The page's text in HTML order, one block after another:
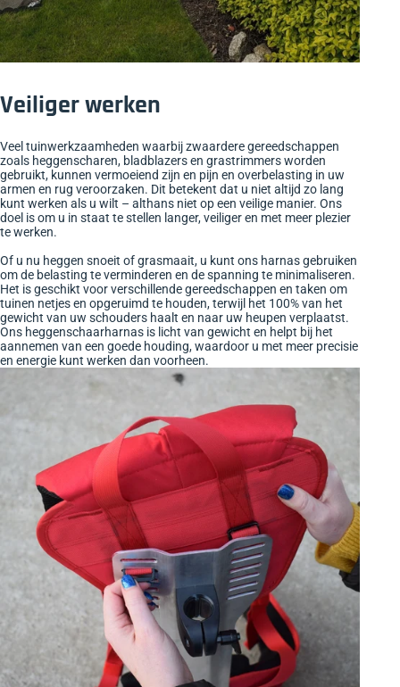
Veiliger werken
Veel tuinwerkzaamheden waarbij zwaardere gereedschappen
zoals heggenscharen, bladblazers en grastrimmers worden
gebruikt, kunnen vermoeiend zijn en pijn en overbelasting in uw
armen en rug veroorzaken. Dit betekent dat u niet altijd zo lang
kunt werken als u wilt – althans niet op een veilige manier. Ons
doel is om u in staat te stellen langer, veiliger en met meer plezier
te werken.
Of u nu heggen snoeit of grasmaait, u kunt ons harnas gebruiken
om de belasting te verminderen en de spanning te minimaliseren.
Het is geschikt voor verschillende gereedschappen en taken om
tuinen netjes en opgeruimd te houden, terwijl het 100% van het
gewicht van uw schouders haalt en naar uw heupen verplaatst.
Ons heggenschaarharnas is licht van gewicht en helpt bij het
aannemen van een goede houding, waardoor u met meer precisie
en energie kunt werken dan voorheen.